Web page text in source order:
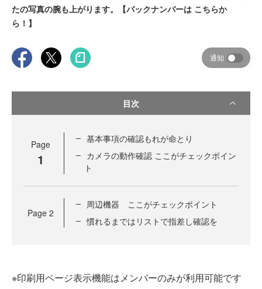
たの写真の腕も上がります。【バックナンバーは こちらか
ら！】
通知
目次
Page
1
基本事項の確認もれが命とり
カメラの動作確認 ここがチェックポイン
ト
Page 2
周辺機器 ここがチェックポイント
慣れるまではリストで指差し確認を
※印刷用ページ表示機能はメンバーのみが利用可能です